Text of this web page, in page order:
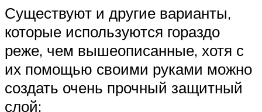
Существуют и другие варианты,
которые используются гораздо
реже, чем вышеописанные, хотя с
их помощью своими руками можно
создать очень прочный защитный
слой: